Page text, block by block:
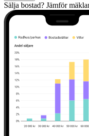
Sälja bostad? Jämför